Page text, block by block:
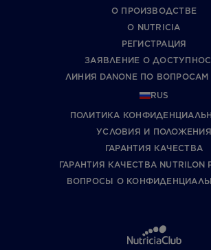
О ПРОИЗВОДСТВЕ
О NUTRICIA
РЕГИСТРАЦИЯ
ЗАЯВЛЕНИЕ О
ЛИНИЯ DANONE ПО
RUS
ПОЛИТИКА
УCЛОВИЯ И ПОЛОЖЕНИЯ
ГАРАНТИЯ КАЧЕСТВА
ГАРАНТИЯ КАЧЕСТВА NUTRILON
ВОПРОСЫ О